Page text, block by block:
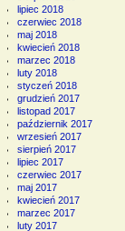
lipiec 2018
czerwiec 2018
maj 2018
kwiecień 2018
marzec 2018
luty 2018
styczeń 2018
grudzień 2017
listopad 2017
październik 2017
wrzesień 2017
sierpień 2017
lipiec 2017
czerwiec 2017
maj 2017
kwiecień 2017
marzec 2017
luty 2017